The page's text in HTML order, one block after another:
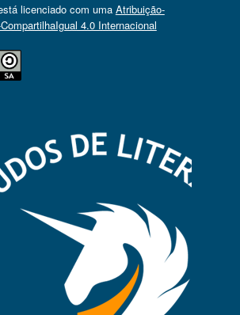
licenciado com uma Atribuição-
4.0 Internacional